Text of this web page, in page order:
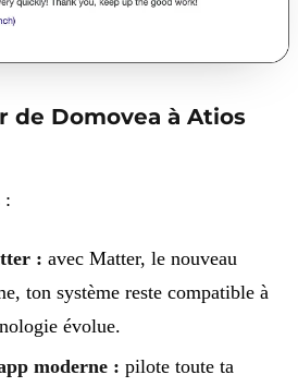
de Domovea à Atios
:
: avec Matter, le nouveau
ton système reste compatible à
évolue.
moderne : pilote toute ta